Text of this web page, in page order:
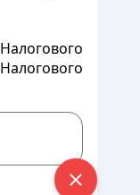
Налогового
Налогового